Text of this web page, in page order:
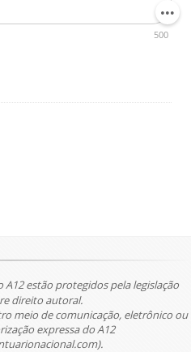
500
estão protegidos pela legislação
direito autoral.
meio de comunicação, eletrônico ou
expressa do A12